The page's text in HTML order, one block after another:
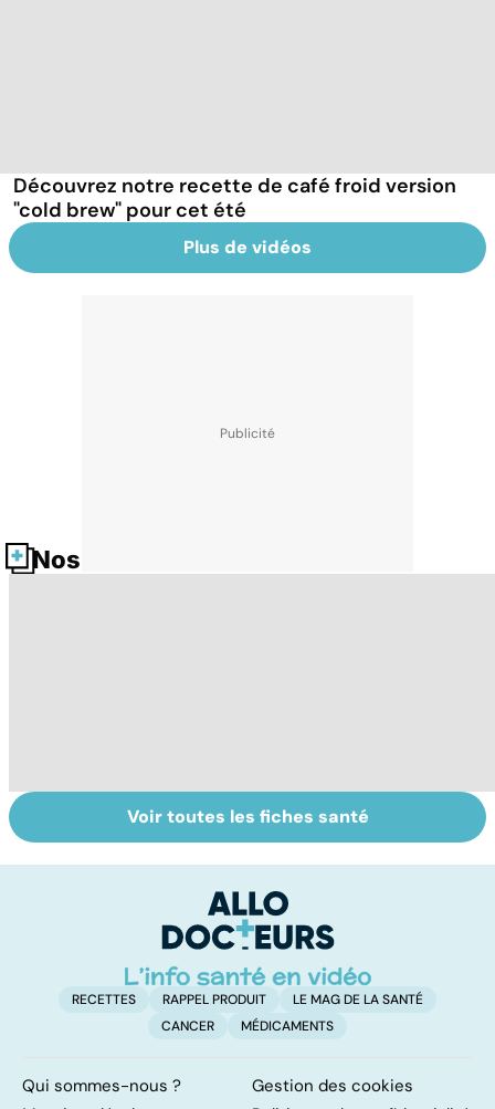
Découvrez notre recette de café froid version
"cold brew" pour cet été
Plus de vidéos
Nos fiches santé
Virus du Nil
occidental : ce
La tuberculose
pulmonaire
Voir toutes les fiches santé
RECETTES RAPPEL PRODUIT
LE MAG DE LA SANTÉ
CANCER
MÉDICAMENTS
Qui sommes-nous ?
Gestion des cookies